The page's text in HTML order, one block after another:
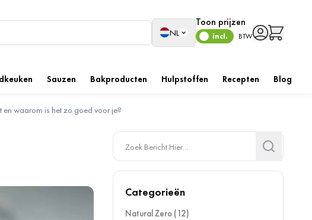
Taal
NL
Toon prijzen
incl. BTW
Sauzen Bakproducten Hulpstoffen Recepten Blog
en waarom is het zo goed voor je?
Search
Search
Categorieën
Natural Zero (12)